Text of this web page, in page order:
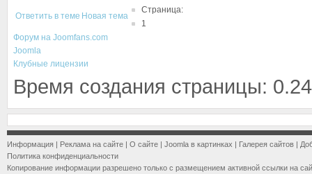
Ответить в теме Новая тема
Страница:
1
Форум на Joomfans.com
Joomla
Клубные лицензии
Время создания страницы:
Информация | Реклама на сайте | О сайте | Joomla в картинках | Галерея сайтов |
Политика конфиденциальности
Копирование информации разрешено только с размещением активной ссылки на